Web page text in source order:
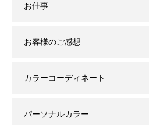
お仕事
お客様のご感想
カラーコーディネート
パーソナルカラー